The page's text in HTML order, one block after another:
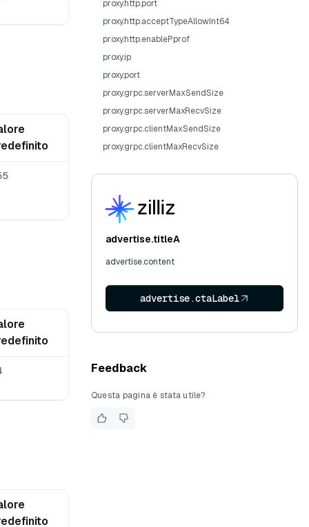
proxy.http.port
proxy.http.acceptTypeAllowInt64
proxy.http.enablePprof
proxy.ip
proxy.port
proxy.grpc.serverMaxSendSize
proxy.grpc.serverMaxRecvSize
proxy.grpc.clientMaxSendSize
proxy.grpc.clientMaxRecvSize
advertise.titleA
advertise.content
advertise.ctaLabel
Feedback
Questa pagina è stata utile?